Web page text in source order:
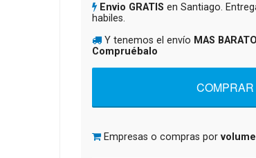
Envio GRATIS en Santiago.
habiles.
Y tenemos el envío MAS BARATO
Compruébalo
Empresas o compras por